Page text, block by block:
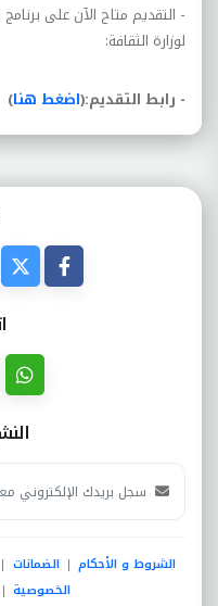
- التقديم متاح الآن على
لوزارة الثقافة:
- رابط التقديم:(اضغط هنا)
الشروط و الأحكام | الضمانات |
الخصوصية |